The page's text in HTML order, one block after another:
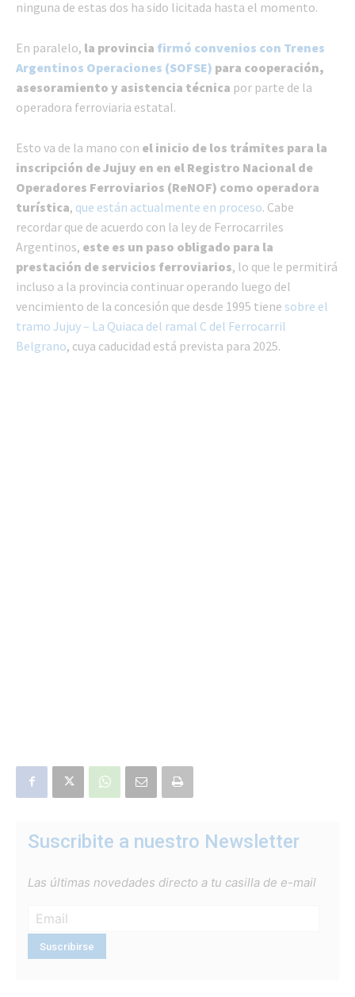
ninguna de estas dos ha sido licitada hasta el momento.
En paralelo, la provincia firmó convenios con Trenes
Argentinos Operaciones (SOFSE) para cooperación,
asesoramiento y asistencia técnica por parte de la
operadora ferroviaria estatal.
Esto va de la mano con el inicio de los trámites para la
inscripción de Jujuy en en el Registro Nacional de
Operadores Ferroviarios (ReNOF) como operadora
turística, que están actualmente en proceso. Cabe
recordar que de acuerdo con la ley de Ferrocarriles
Argentinos, este es un paso obligado para la
prestación de servicios ferroviarios, lo que le permitirá
incluso a la provincia continuar operando luego del
vencimiento de la concesión que desde 1995 tiene sobre el
tramo Jujuy – La Quiaca del ramal C del Ferrocarril
Belgrano, cuya caducidad está prevista para 2025.
Suscribite a nuestro Newsletter
Las últimas novedades directo a tu casilla de e-mail